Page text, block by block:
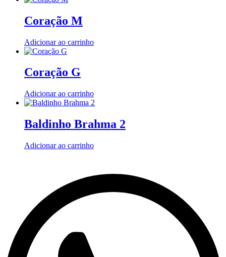
Coração M
Adicionar ao carrinho
Coração G
Adicionar ao carrinho
Baldinho Brahma 2
Adicionar ao carrinho